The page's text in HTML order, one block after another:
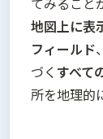
地図上に表
フィールド
づく すべて
所を地理的